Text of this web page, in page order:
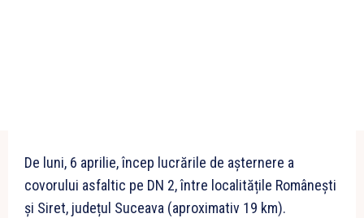
De luni, 6 aprilie, încep lucrările de așternere a
covorului asfaltic pe DN 2, între localitățile Românești
și Siret, județul Suceava (aproximativ 19 km).